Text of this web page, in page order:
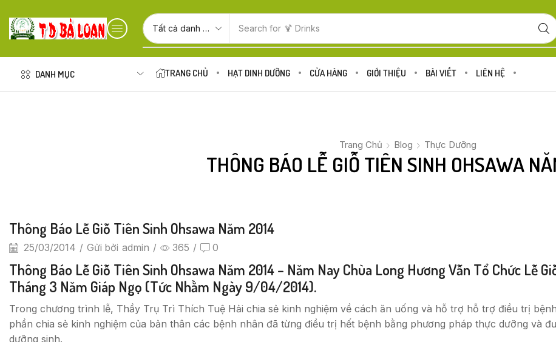
Search for 🍋 Fruits
DANH MỤC TRANG CHỦ HẠT DINH DƯỠNG CỬA HÀNG GIỚI THIỆU BÀI VIẾT LIÊN HỆ
Trang Chủ Blog Thực Dưỡng
THÔNG BÁO LỄ GIỖ TIÊN SINH OHSAWA
Thông Báo Lễ Giỗ Tiên Sinh Ohsawa Năm 2014
25/03/2014 / Gửi bởi admin / 365 / 0
Thông Báo Lễ Giỗ Tiên Sinh Ohsawa Năm 2014 – Năm Nay Chùa Long Hương Vẫn Tổ Chức Lễ
Tháng 3 Năm Giáp Ngọ (tức Nhằm Ngày 9/04/2014).
Trong chương trình lễ, Thầy Trụ Trì Thích Tuệ Hải chia sẻ kinh nghiệm về cách ăn uống và hỗ trợ hỗ trợ điều trị
phần chia sẻ kinh nghiệm của bản thân các bệnh nhân đã từng điều trị hết bệnh bằng phương pháp thực dưỡng và
dưỡng sinh.